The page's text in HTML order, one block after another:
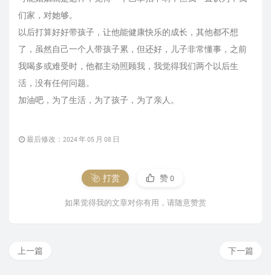
们家，对她够。
以后打算好好带孩子，让他能健康快乐的成长，其他都不想
了，虽然自己一个人带孩子累，但还好，儿子非常懂事，之前
我喝多或难受时，他都主动照顾我，我觉得我们两个以后生
活，没有任何问题。
加油吧，为了生活，为了孩子，为了亲人。
最后修改：2024 年 05 月 08 日
打赏 赞0
如果觉得我的文章对你有用，请随意赞赏
下一篇
上一篇